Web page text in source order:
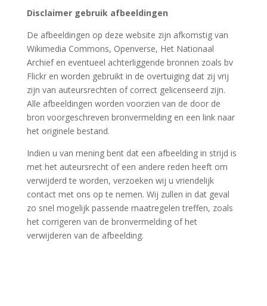
Disclaimer gebruik afbeeldingen
De afbeeldingen op deze website zijn afkomstig van
Wikimedia Commons, Openverse, Het Nationaal
Archief en eventueel achterliggende bronnen zoals bv
Flickr en worden gebruikt in de overtuiging dat zij vrij
zijn van auteursrechten of correct gelicenseerd zijn.
Alle afbeeldingen worden voorzien van de door de
bron voorgeschreven bronvermelding en een link naar
het originele bestand.
Indien u van mening bent dat een afbeelding in strijd is
met het auteursrecht of een andere reden heeft om
verwijderd te worden, verzoeken wij u vriendelijk
contact met ons op te nemen. Wij zullen in dat geval
zo snel mogelijk passende maatregelen treffen, zoals
het corrigeren van de bronvermelding of het
verwijderen van de afbeelding.